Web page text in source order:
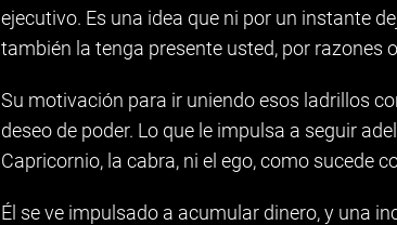
ejecutivo. Es una idea que ni por un instante
también la tenga presente usted, por razones
Su motivación para ir uniendo esos ladrillos
deseo de poder. Lo que le impulsa a seguir
Capricornio, la cabra, ni el ego, como sucede
Él se ve impulsado a acumular dinero, y una